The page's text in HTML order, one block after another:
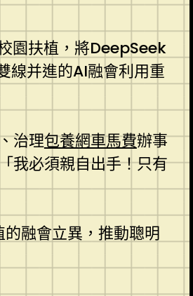
園扶植，將DeepSeek
線并進的AI融會利用重
治理包養網車馬費辦事
我必須親自出手！只有
融會立異，推動聰明